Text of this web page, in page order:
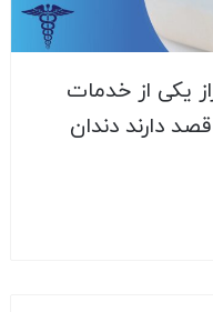
یکی از خدمات
دارند دندان